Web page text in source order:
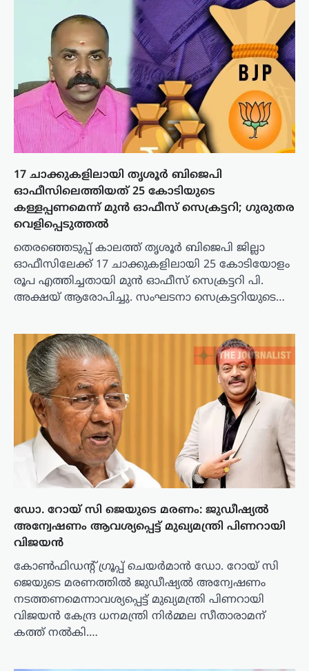
17 ചാക്കുകളിലായി തൃശൂർ ബിജെപി
ഓഫീസിലെത്തിയത് 25 കോടിയുടെ
കള്ളപ്പണമെന്ന് മുൻ ഓഫീസ് സെക്രട്ടറി; ഗുരുതര
വെളിപ്പെടുത്തൽ
തെരഞ്ഞെടുപ്പ് കാലത്ത് തൃശൂർ ബിജെപി ജില്ലാ
ഓഫീസിലേക്ക് 17 ചാക്കുകളിലായി 25 കോടിയോളം
രൂപ എത്തിച്ചതായി മുൻ ഓഫീസ് സെക്രട്ടറി പി.
അക്ഷയ് ആരോപിച്ചു. സംഘടനാ സെക്രട്ടറിയുടെ…
ഡോ. റോയ് സി ജെയുടെ മരണം: ജുഡീഷ്യൽ
അന്വേഷണം ആവശ്യപ്പെട്ട് മുഖ്യമന്ത്രി പിണറായി
വിജയൻ
കോൺഫിഡന്റ് ഗ്രൂപ്പ് ചെയർമാൻ ഡോ. റോയ് സി
ജെയുടെ മരണത്തിൽ ജുഡീഷ്യൽ അന്വേഷണം
നടത്തണമെന്നാവശ്യപ്പെട്ട് മുഖ്യമന്ത്രി പിണറായി
വിജയൻ കേന്ദ്ര ധനമന്ത്രി നിർമ്മല സീതാരാമന്
കത്ത് നൽകി.…